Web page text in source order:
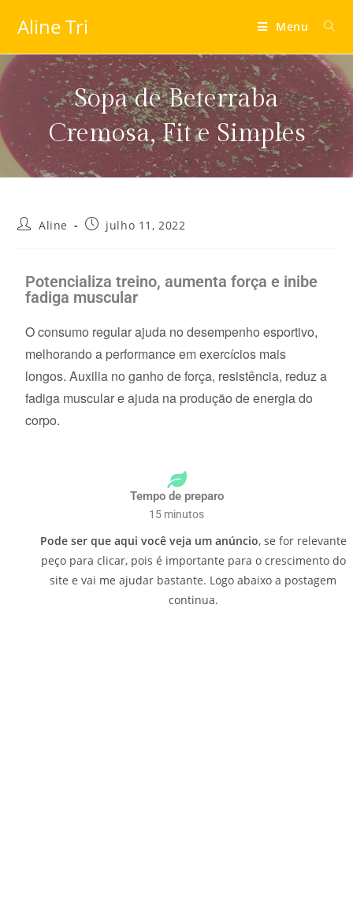
Aline Tri Menu
Sopa de Beterraba
Cremosa, Fit e Simples
Aline julho 11, 2022
Potencializa treino, aumenta força e inibe
fadiga muscular
O consumo regular ajuda no desempenho esportivo,
melhorando a performance em exercícios mais
longos. Auxilia no ganho de força, resistência, reduz a
fadiga muscular e ajuda na produção de energia do
corpo.
Tempo de preparo
15 minutos
Pode ser que aqui você veja um anúncio, se for relevante
peço para clicar, pois é importante para o crescimento do
site e vai me ajudar bastante. Logo abaixo a postagem
continua.